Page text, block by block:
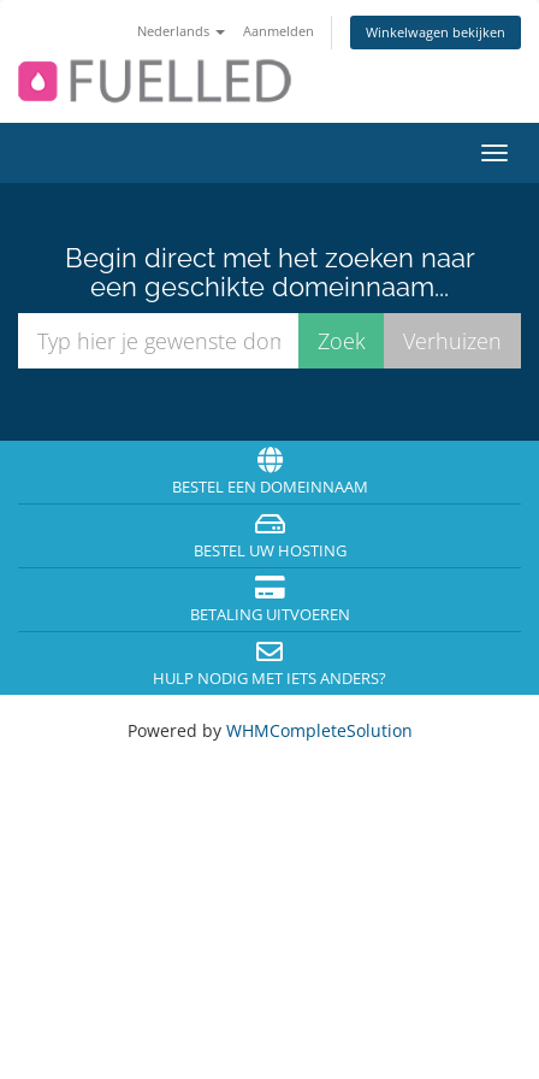
Nederlands Aanmelden Winkelwagen bekijken
in-/
Begin direct met het zoeken naar
een geschikte domeinnaam...
BESTEL EEN DOMEINNAAM
BESTEL UW HOSTING
BETALING UITVOEREN
HULP NODIG MET IETS ANDERS?
Powered by WHMCompleteSolution